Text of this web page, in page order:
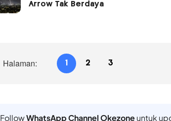
Arrow Tak Berdaya
Halaman: 1 2 3
FollowWhatsApp Channel Okezoneuntuk